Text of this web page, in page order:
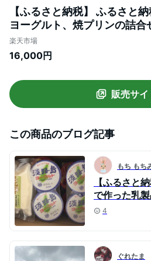
【ふるさと納税】 ふるさと
ヨーグルト、焼プリンの詰合
路島 スイーツ 詰め合わせ ヨ
ン 牛乳 コーヒー 飲むヨーグ
贈答 贈り物 プレゼント お返
生日
楽天市場
16,000円
販売サ
この商品のブログ記事
もち もち
【ふるさと
で作った乳
4
ぐれたま